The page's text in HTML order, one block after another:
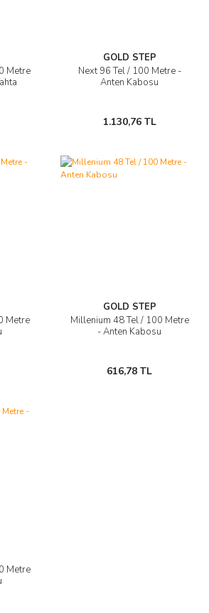
Metre
GOLD STEP
Next 96 Tel / 100 Metre -
Anten Kabosu
1.130,76 TL
Metre
GOLD STEP
Millenium 48 Tel / 100 Metre
- Anten Kabosu
616,78 TL
Metre